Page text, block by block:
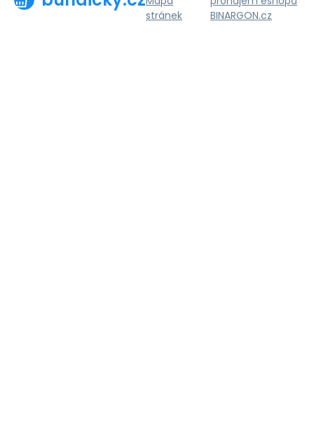
stránek
BINARGON.cz